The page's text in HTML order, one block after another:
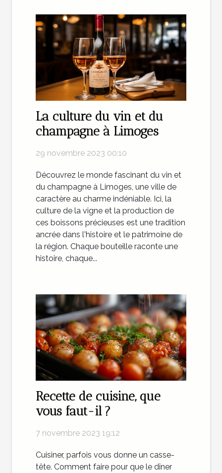
La culture du vin et du
champagne à Limoges
29 novembre 2023 00:10
Découvrez le monde fascinant du vin et
du champagne à Limoges, une ville de
caractère au charme indéniable. Ici, la
culture de la vigne et la production de
ces boissons précieuses est une tradition
ancrée dans l'histoire et le patrimoine de
la région. Chaque bouteille raconte une
histoire, chaque...
Recette de cuisine, que
vous faut-il ?
7 novembre 2023 19:12
Cuisiner, parfois vous donne un casse-
tête. Comment faire pour que le dîner